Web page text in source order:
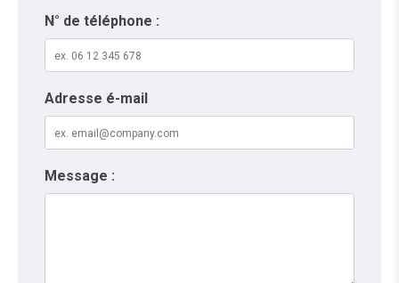
N° de téléphone :
Adresse é-mail
Message :